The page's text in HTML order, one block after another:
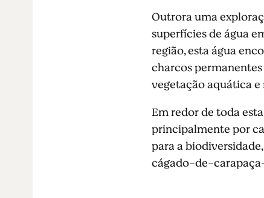
Outrora uma
superfícies de água
região, esta água
charcos
vegetação aquática
Em redor de toda
principalmente por
para a
cágado-de-